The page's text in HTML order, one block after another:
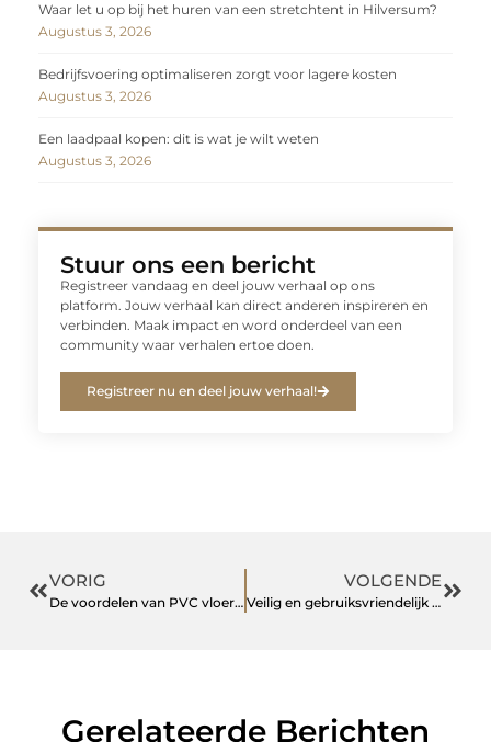
Waar let u op bij het huren van een stretchtent in Hilversum?
Augustus 3, 2026
Bedrijfsvoering optimaliseren zorgt voor lagere kosten
Augustus 3, 2026
Een laadpaal kopen: dit is wat je wilt weten
Augustus 3, 2026
Stuur ons een bericht
Registreer vandaag en deel jouw verhaal op ons
platform. Jouw verhaal kan direct anderen inspireren en
verbinden. Maak impact en word onderdeel van een
community waar verhalen ertoe doen.
Registreer nu en deel jouw verhaal!
VORIG
De voordelen van PVC vloeren en de visgraat vloer
VOLGENDE
Veilig en gebruiksvriendelijk EPD voor de GGZ
Gerelateerde Berichten